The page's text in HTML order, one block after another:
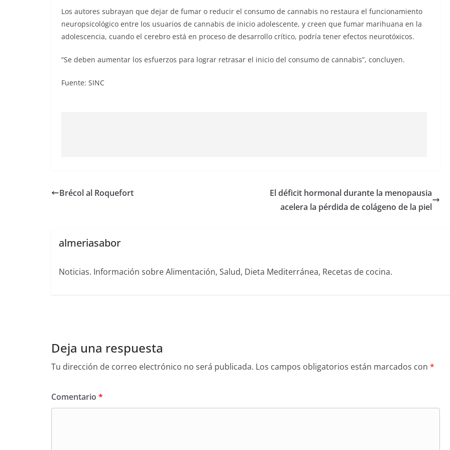
Los autores subrayan que dejar de fumar o reducir el consumo de cannabis no restaura el funcionamiento
neuropsicológico entre los usuarios de cannabis de inicio adolescente, y creen que fumar marihuana en la
adolescencia, cuando el cerebro está en proceso de desarrollo crítico, podría tener efectos neurotóxicos.
“Se deben aumentar los esfuerzos para lograr retrasar el inicio del consumo de cannabis”, concluyen.
Fuente: SINC
Brécol al Roquefort
El déficit hormonal durante la menopausia
acelera la pérdida de colágeno de la piel
almeriasabor
Noticias. Información sobre Alimentación, Salud, Dieta Mediterránea, Recetas de cocina.
Deja una respuesta
Tu dirección de correo electrónico no será publicada. Los campos obligatorios están marcados con *
Comentario *